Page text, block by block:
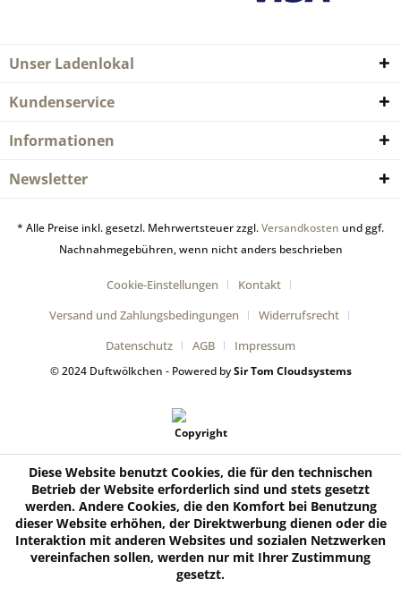
Unser Ladenlokal
Kundenservice
Informationen
Newsletter
* Alle Preise inkl. gesetzl. Mehrwertsteuer zzgl.Versandkosten und ggf.
Nachnahmegebühren, wenn nicht anders beschrieben
Cookie-Einstellungen
Kontakt
Versand und Zahlungsbedingungen
Widerrufsrecht
Datenschutz
AGB Impressum
© 2024 Duftwölkchen - Powered bySir Tom Cloudsystems
Diese Website benutzt Cookies, die für den technischen
Betrieb der Website erforderlich sind und stets gesetzt
werden. Andere Cookies, die den Komfort bei Benutzung
dieser Website erhöhen, der Direktwerbung dienen oder die
Interaktion mit anderen Websites und sozialen Netzwerken
vereinfachen sollen, werden nur mit Ihrer Zustimmung
gesetzt.